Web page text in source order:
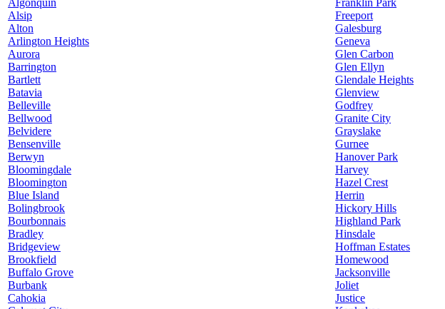
Alsip
Alton
Arlington Heights
Aurora
Barrington
Bartlett
Batavia
Belleville
Bellwood
Belvidere
Bensenville
Berwyn
Bloomingdale
Bloomington
Blue Island
Bolingbrook
Bourbonnais
Bradley
Bridgeview
Brookfield
Buffalo Grove
Burbank
Cahokia
Freeport
Galesburg
Geneva
Glen Carbon
Glen Ellyn
Glendale Heights
Glenview
Godfrey
Granite City
Grayslake
Gurnee
Hanover Park
Harvey
Hazel Crest
Herrin
Hickory Hills
Highland Park
Hinsdale
Hoffman Estates
Homewood
Jacksonville
Joliet
Justice